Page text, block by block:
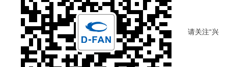
请关注“兴